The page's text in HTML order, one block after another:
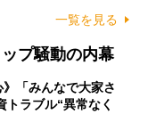
一覧を見る
プ騒動の内幕
》「みんなで大家さ
トラブル“異常なく